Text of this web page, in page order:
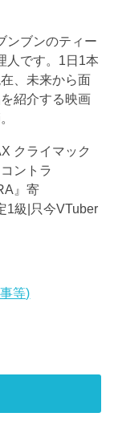
ンブンのティー
人です。1日1本
、未来から面
紹介する映画
クライマック
ントラ
』寄
1級|只今VTuber
等)